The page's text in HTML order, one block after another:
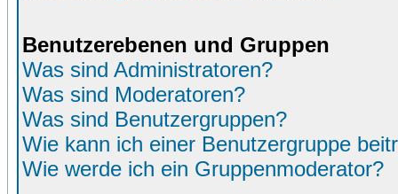
Benutzerebenen und Gruppen
Was sind Administratoren?
Was sind Moderatoren?
Was sind Benutzergruppen?
Wie kann ich einer Benutzergruppe
Wie werde ich ein Gruppenmoderator?